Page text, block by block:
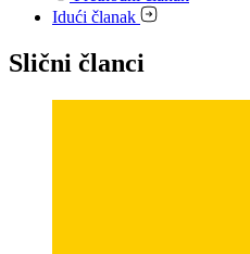
Idući članak
Slični članci